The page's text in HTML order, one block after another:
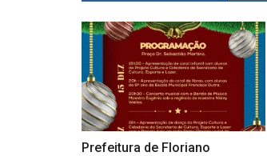
Prefeitura de Floriano